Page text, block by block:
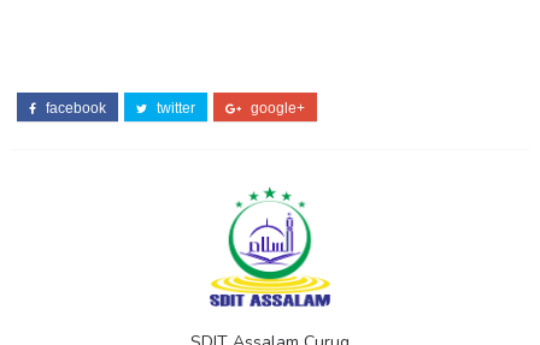
facebook twitter google+